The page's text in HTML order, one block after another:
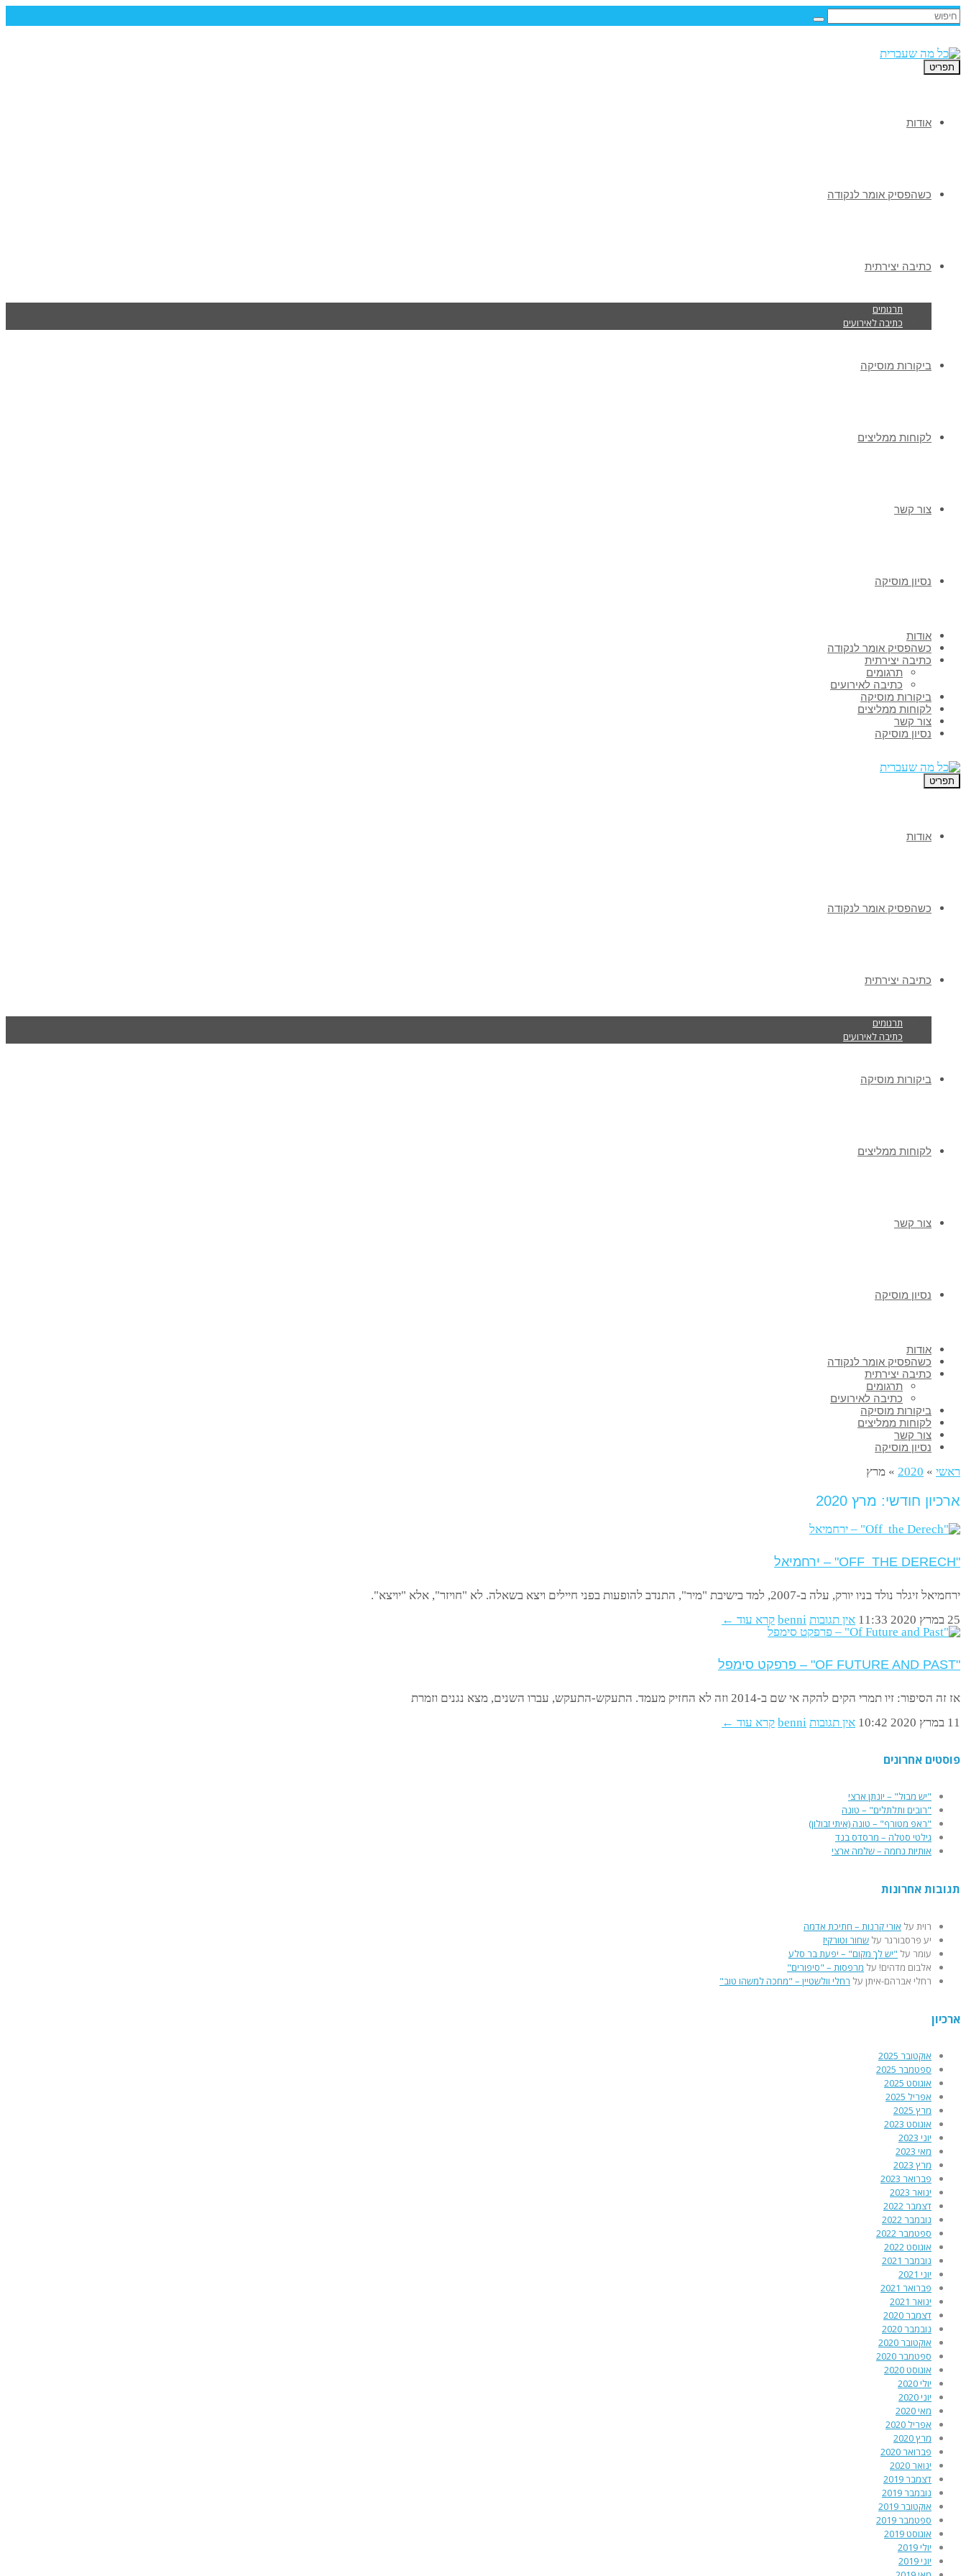
תפריט
אודות
כשהפסיק אומר לנקודה
כתיבה יצירתית
תרגומים
כתיבה לאירועים
ביקורות מוסיקה
לקוחות ממליצים
צור קשר
נסיון מוסיקה
אודות
כשהפסיק אומר לנקודה
כתיבה יצירתית
תרגומים
כתיבה לאירועים
ביקורות מוסיקה
לקוחות ממליצים
צור קשר
נסיון מוסיקה
תפריט
אודות
כשהפסיק אומר לנקודה
כתיבה יצירתית
תרגומים
כתיבה לאירועים
ביקורות מוסיקה
לקוחות ממליצים
צור קשר
נסיון מוסיקה
אודות
כשהפסיק אומר לנקודה
כתיבה יצירתית
תרגומים
כתיבה לאירועים
ביקורות מוסיקה
לקוחות ממליצים
צור קשר
נסיון מוסיקה
ראשי »
2020
» מרץ
ארכיון חודשי: מרץ 2020
"OFF THE DERECH" – ירחמיאל
ירחמיאל זיגלר נולד בניו יורק, עלה ב-2007, למד בישיבת "מיר", התנדב להופעות בפני חיילים ויצא בשאלה. לא "חויזר", אלא "יויצא".
25 במרץ 2020
11:33 אין תגובות benni קרא עוד ←
"OF FUTURE AND PAST" – פרפקט סימפל
אז זה הסיפור: זיו תמרי הקים להקה אי שם ב-2014 וזה לא החזיק מעמד. התעקש-התעקש, עברו השנים, מצא נגנים וזמרת
11 במרץ 2020
10:42 אין תגובות benni קרא עוד ←
פוסטים אחרונים
"יש מבול" – יונתן ארצי
"רובים ותלתלים" – טונה
"ראפ מטורף" – טונה (איתי זבולון)
גילטי סטלה – מרסדס בנד
אותיות נחמה – שלמה ארצי
תגובות אחרונות
רוית על אורי קרנות – חתיכת אדמה
יע פרסבורגר על שחור וטורקיז
עומר על "יש לךָ מקום" – יפעת בר סלע
אלבום מדהים! על מרפסות – "סיפורים"
רחלי אברהם-איתן על רחלי וולשטיין – "מחכה למשהו טוב"
ארכיון
אוקטובר 2025
ספטמבר 2025
אוגוסט 2025
אפריל 2025
מרץ 2025
אוגוסט 2023
יוני 2023
מאי 2023
מרץ 2023
פברואר 2023
ינואר 2023
דצמבר 2022
נובמבר 2022
ספטמבר 2022
אוגוסט 2022
נובמבר 2021
יוני 2021
פברואר 2021
ינואר 2021
דצמבר 2020
נובמבר 2020
אוקטובר 2020
ספטמבר 2020
אוגוסט 2020
יולי 2020
יוני 2020
מאי 2020
אפריל 2020
מרץ 2020
פברואר 2020
ינואר 2020
דצמבר 2019
נובמבר 2019
אוקטובר 2019
ספטמבר 2019
אוגוסט 2019
יולי 2019
יוני 2019